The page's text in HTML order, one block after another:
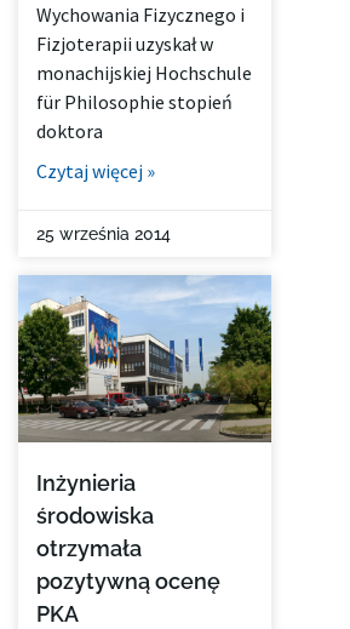
Wychowania Fizycznego i
Fizjoterapii uzyskał w
monachijskiej Hochschule
für Philosophie stopień
doktora
Czytaj więcej »
25 września 2014
Inżynieria
środowiska
otrzymała
pozytywną ocenę
PKA